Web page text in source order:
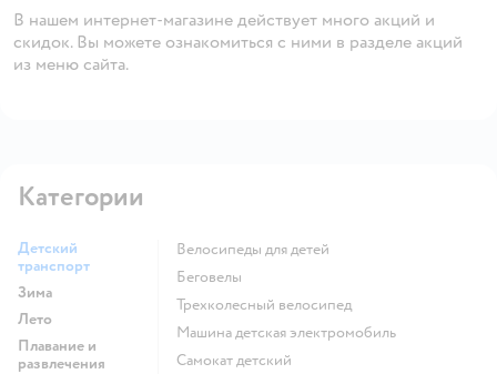
В нашем интернет-магазине действует много акций и
скидок. Вы можете ознакомиться с ними в разделе акций
из меню сайта.
Категории
Детский
транспорт
Зима
Лето
Плавание и
развлечения
Велосипеды для детей
Беговелы
Трехколесный велосипед
Машина детская электромобиль
Самокат детский